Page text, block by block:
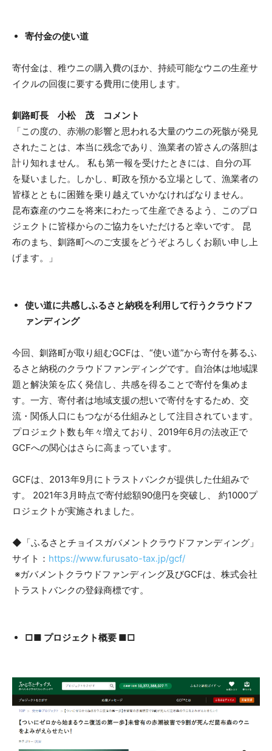
寄付金の使い道
寄付金は、稚ウニの購入費のほか、持続可能なウニの生産サ
イクルの回復に要する費用に使用します。
釧路町長 小松 茂 コメント
「この度の、赤潮の影響と思われる大量のウニの死骸が発見
されたことは、本当に残念であり、漁業者の皆さんの落胆は
計り知れません。 私も第一報を受けたときには、自分の耳
を疑いました。しかし、町政を預かる立場として、漁業者の
皆様とともに困難を乗り越えていかなければなりません。
昆布森産のウニを将来にわたって生産できるよう、このプロ
ジェクトに皆様からのご協力をいただけると幸いです。 昆
布のまち、釧路町へのご支援をどうぞよろしくお願い申し上
げます。」
使い道に共感しふるさと納税を利用して行うクラウドフ
ァンディング
今回、釧路町が取り組むGCFは、“使い道”から寄付を募るふ
るさと納税のクラウドファンディングです。自治体は地域課
題と解決策を広く発信し、共感を得ることで寄付を集めま
す。一方、寄付者は地域支援の想いで寄付をするため、交
流・関係人口にもつながる仕組みとして注目されています。
プロジェクト数も年々増えており、2019年6月の法改正で
GCFへの関心はさらに高まっています。
GCFは、2013年9月にトラストバンクが提供した仕組みで
す。 2021年3月時点で寄付総額90億円を突破し、 約1000プ
ロジェクトが実施されました。
◆「ふるさとチョイスガバメントクラウドファンディング」
サイト： https://www.furusato-tax.jp/gcf/
※ガバメントクラウドファンディング及びGCFは、株式会社
トラストバンクの登録商標です。
□■ プロジェクト概要 ■□